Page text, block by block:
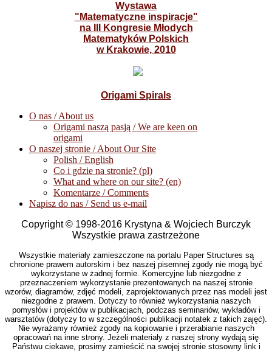
Wystawa
"Matematyczne inspiracje"
na III Kongresie Młodych
Matematyków Polskich
w Krakowie, 2010
Origami Spirals
O nas / About us
Origami naszą pasją / We are keen on
origami
O naszej stronie / About Our Site
Polish / English
Co i gdzie na stronie? (pl)
What and where on our site? (en)
Komentarze / Comments
Napisz do nas / Send us e-mail
Copyright © 1998-2016 Krystyna & Wojciech Burczyk
Wszystkie prawa zastrzeżone
Wszystkie materiały zamieszczone na portalu Paper Structures są
chronione prawem autorskim i bez naszej pisemnej zgody nie mogą być
wykorzystane w żadnej formie. Komercyjne lub niezgodne z
przeznaczeniem wykorzystanie prezentowanych na naszej stronie
wzorów, diagramów, zdjęć modeli, zaprojektowanych przez nas modeli jest
niezgodne z prawem. Dotyczy to również wykorzystania naszych
pomysłów i projektów w publikacjach, podczas seminariów, wykładów i
warsztatów (dotyczy to w szczególności publikacji notatek z takich zajęć).
Nie wyrażamy również zgody na kopiowanie i przerabianie naszych
opracowań na inne strony. Jeżeli materiały z naszej strony wydają się
Państwu ciekawe, prosimy zamieścić na swojej stronie stosowny link i